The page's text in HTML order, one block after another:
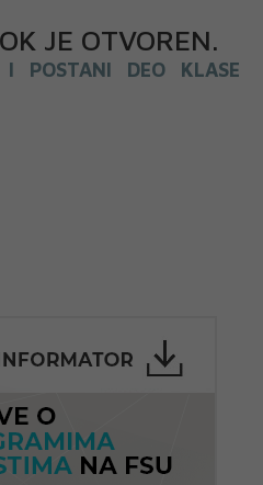
JE OTVOREN.
POSTANI DEO KLASE